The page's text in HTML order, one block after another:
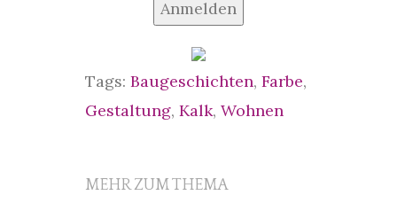
Anmelden
Tags: Baugeschichten, Farbe,
Gestaltung, Kalk, Wohnen
MEHR ZUM THEMA